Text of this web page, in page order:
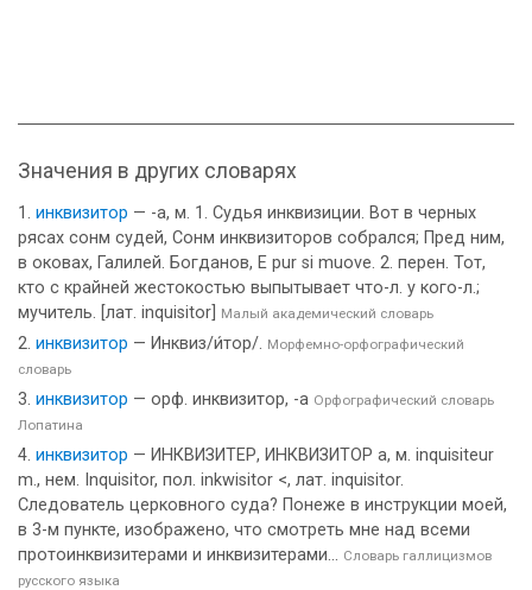
Значения в других словарях
инквизитор — -а, м. 1. Судья инквизиции. Вот в черных
рясах сонм судей, Сонм инквизиторов собрался; Пред ним,
в оковах, Галилей. Богданов, E pur si muove. 2. перен. Тот,
кто с крайней жестокостью выпытывает что-л. у кого-л.;
мучитель. [лат. inquisitor]
Малый академический словарь
инквизитор — Инквиз/и́тор/. Морфемно-орфографический
словарь
инквизитор — орф. инквизитор, -а Орфографический словарь
Лопатина
инквизитор — ИНКВИЗИТЕР, ИНКВИЗИТОР а, м. inquisiteur
m., нем. Inquisitor, пол. inkwisitor <, лат. inquisitor.
Следователь церковного суда? Понеже в инструкции моей,
в 3-м пункте, изображено, что смотреть мне над всеми
протоинквизитерами и инквизитерами... Словарь галлицизмов
русского языка